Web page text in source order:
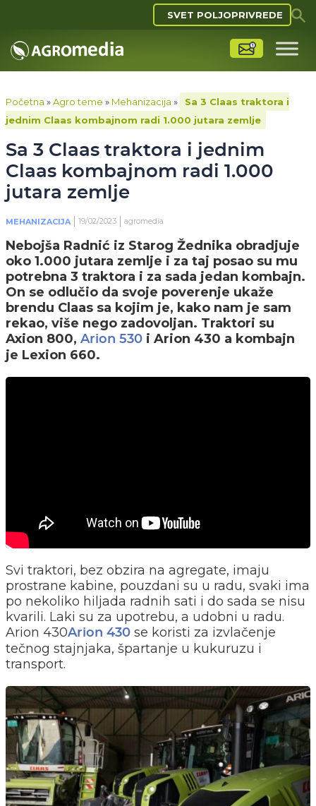
SVET POLJOPRIVREDE
Početna »Agro teme » Mehanizacija »
Sa 3 Claas traktora i
jednim Claas kombajnom radi 1.000 jutara zemlje
Sa 3 Claas traktora i jednim
Claas kombajnom radi 1.000
jutara zemlje
MEHANIZACIJA 19/02/2023 agromedia
Nebojša Radnić iz Starog Žednika obradjuje
oko 1.000 jutara zemlje i za taj posao su mu
potrebna 3 traktora i za sada jedan kombajn.
On se odlučio da svoje poverenje ukaže
brendu Claas sa kojim je, kako nam je sam
rekao, više nego zadovoljan. Traktori su
Axion 800, Arion 530 i Arion 430 a kombajn
je Lexion 660.
Svi traktori, bez obzira na agregate, imaju
prostrane kabine, pouzdani su u radu, svaki ima
po nekoliko hiljada radnih sati i do sada se nisu
kvarili. Laki su za upotrebu, a udobni u radu.
Arion 430Arion 430 se koristi za izvlačenje
tečnog stajnjaka, špartanje u kukuruzu i
transport.